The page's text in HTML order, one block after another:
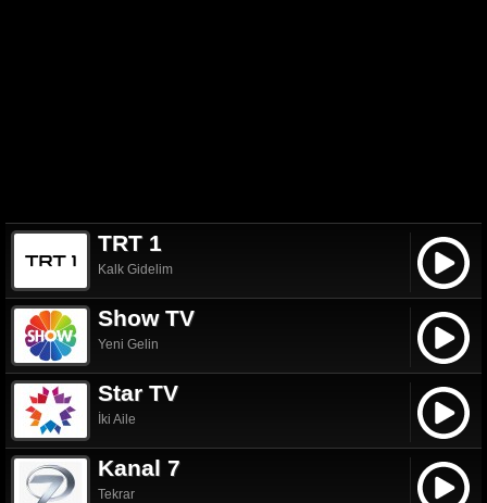
TRT 1
Kalk Gidelim
Show TV
Yeni Gelin
Star TV
İki Aile
Kanal 7
Tekrar